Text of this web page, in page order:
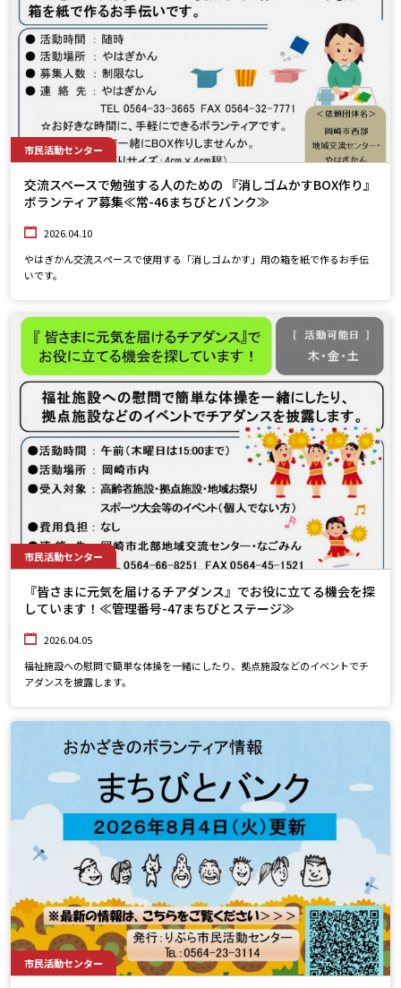
市民活動センター
交流スペースで勉強する人のための 『消しゴムかすBOX作り』
ボランティア募集≪常-46まちびとバンク≫
2026.04.10
やはぎかん交流スペースで使用する「消しゴムかす」用の箱を紙で作るお手伝
いです。
市民活動センター
『皆さまに元気を届けるチアダンス』でお役に立てる機会を探
しています！≪管理番号-47まちびとステージ≫
2026.04.05
福祉施設への慰問で簡単な体操を一緒にしたり、拠点施設などのイベントでチ
アダンスを披露します。
市民活動センター